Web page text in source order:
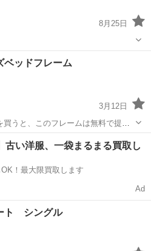
8月25日
寝具
ベッドフレーム
3月12日
うと、このフレームは無料で提供
一緒に使える。 ・状態：一年未
品
古い洋服、一袋まるまる買取し
！最大限買取します
Ad
ト シングル